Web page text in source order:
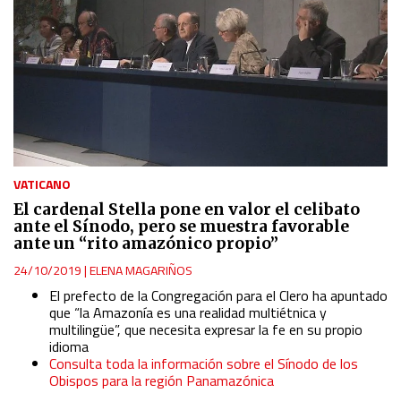
VATICANO
El cardenal Stella pone en valor el celibato
ante el Sínodo, pero se muestra favorable
ante un “rito amazónico propio”
24/10/2019|ELENA MAGARIÑOS
El prefecto de la Congregación para el Clero ha apuntado
que “la Amazonía es una realidad multiétnica y
multilingüe”, que necesita expresar la fe en su propio
idioma
Consulta toda la información sobre el Sínodo de los
Obispos para la región Panamazónica